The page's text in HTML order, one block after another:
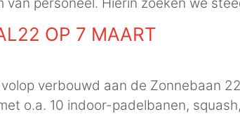
OP 7 MAART
verbouwd aan de Zonnebaan
o.a. 10 indoor-padelbanen,